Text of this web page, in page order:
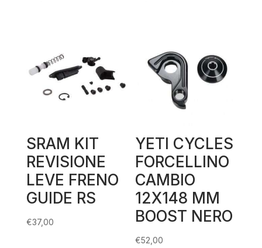
€7,00. €3,50.
SRAM KIT
REVISIONE
LEVE FRENO
GUIDE RS
€37,00
YETI CYCLES
FORCELLINO
CAMBIO
12X148 MM
BOOST NERO
€52,00